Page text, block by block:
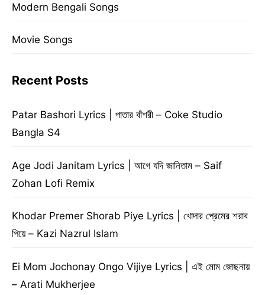
Modern Bengali Songs
Movie Songs
Recent Posts
Patar Bashori Lyrics | পাতার বাঁশরী – Coke Studio
Bangla S4
Age Jodi Janitam Lyrics | আগে যদি জানিতাম – Saif
Zohan Lofi Remix
Khodar Premer Shorab Piye Lyrics | খোদার প্রেমের শরাব
পিয়ে – Kazi Nazrul Islam
Ei Mom Jochonay Ongo Vijiye Lyrics | এই মোম জোছনায়
– Arati Mukherjee